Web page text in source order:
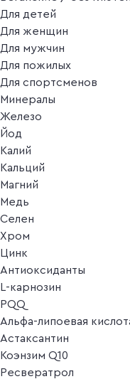
Для детей
Для женщин
Для мужчин
Для пожилых
Для спортсменов
Минералы
Железо
Йод
Калий
Кальций
Магний
Медь
Селен
Хром
Цинк
Антиоксиданты
L-карнозин
PQQ
Альфа-липоевая
Астаксантин
Коэнзим Q10
Ресвератрол